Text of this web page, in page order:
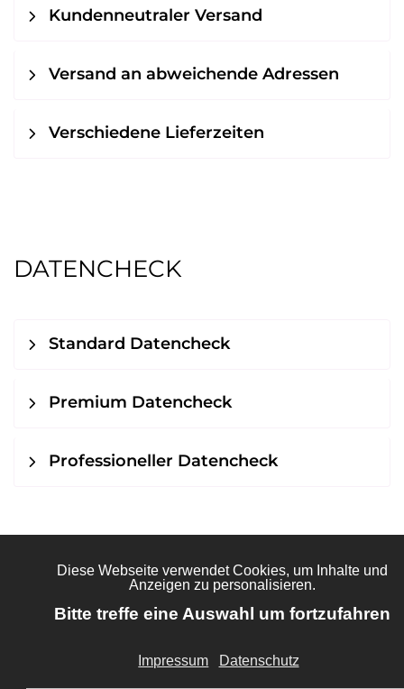
Kundenneutraler Versand
Versand an abweichende Adressen
Verschiedene Lieferzeiten
DATENCHECK
Standard Datencheck
Premium Datencheck
Professioneller Datencheck
DATENANLIEFERUNG
erlaubte Dateiformate